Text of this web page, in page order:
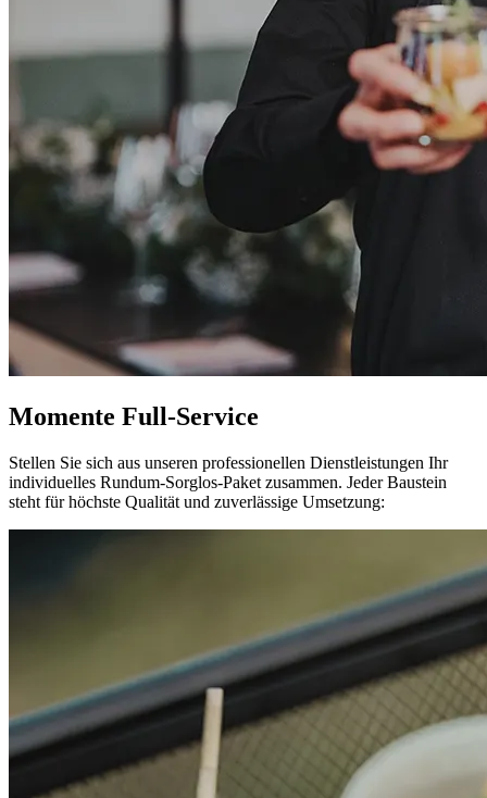
Momente Full-Service
Stellen Sie sich aus unseren professionellen Dienstleistungen Ihr
individuelles Rundum-Sorglos-Paket zusammen. Jeder Baustein
steht für höchste Qualität und zuverlässige Umsetzung: